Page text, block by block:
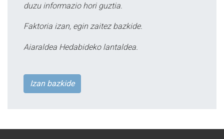
duzu informazio hori guztia.
Faktoria izan, egin zaitez bazkide.
Aiaraldea Hedabideko lantaldea.
Izan bazkide